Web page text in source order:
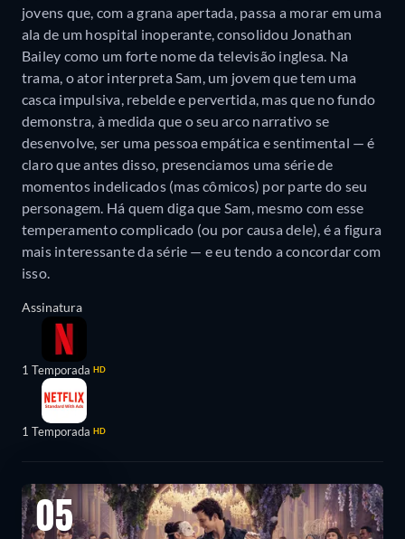
jovens que, com a grana apertada, passa a morar em uma
ala de um hospital inoperante, consolidou Jonathan
Bailey como um forte nome da televisão inglesa. Na
trama, o ator interpreta Sam, um jovem que tem uma
casca impulsiva, rebelde e pervertida, mas que no fundo
demonstra, à medida que o seu arco narrativo se
desenvolve, ser uma pessoa empática e sentimental — é
claro que antes disso, presenciamos uma série de
momentos indelicados (mas cômicos) por parte do seu
personagem. Há quem diga que Sam, mesmo com esse
temperamento complicado (ou por causa dele), é a figura
mais interessante da série — e eu tendo a concordar com
isso.
Assinatura
1 Temporada HD
1 Temporada HD
05